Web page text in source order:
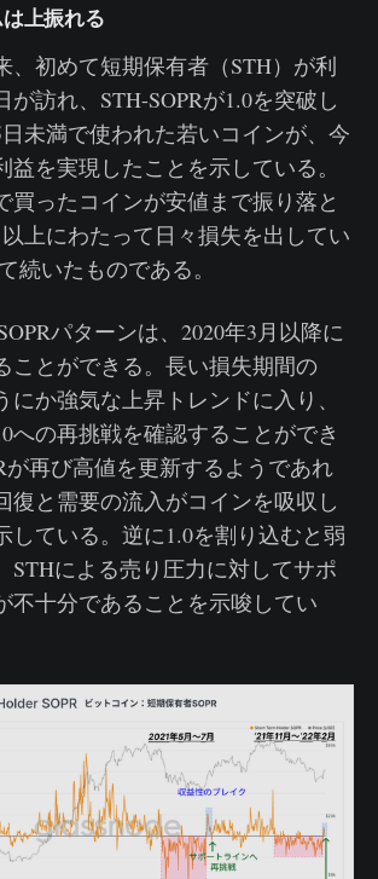
上振れる
、初めて短期保有者（STH）が利
が訪れ、STH-SOPRが1.0を突破し
未満で使われた若いコインが、今
益を実現したことを示している。
買ったコインが安値まで振り落と
上にわたって日々損失を出してい
続いたものである。
パターンは、2020年3月以降に
ことができる。長い損失期間の
にか強気な上昇トレンドに入り、
への再挑戦を確認することができ
が再び高値を更新するようであれ
復と需要の流入がコインを吸収し
している。逆に1.0を割り込むと弱
STHによる売り圧力に対してサポ
不十分であることを示唆してい